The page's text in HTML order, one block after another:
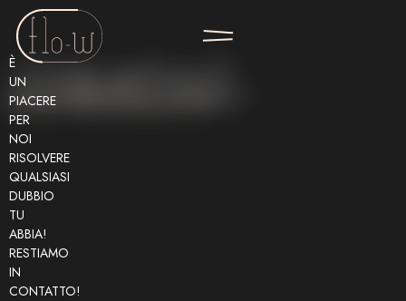
CONTACT
È
UN
PIACERE
PER
NOI
RISOLVERE
QUALSIASI
DUBBIO
TU
ABBIA!
RESTIAMO
IN
CONTATTO!
Creiamo qualcosa di
straordinario insieme!